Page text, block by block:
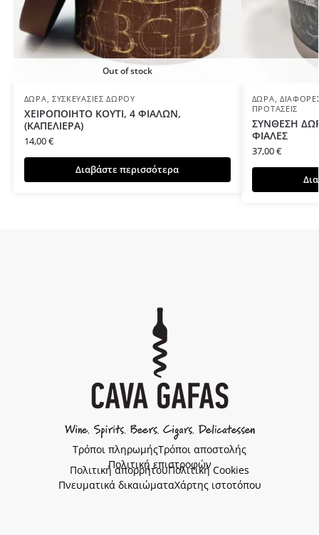
Out of stock
ΔΏΡΑ, ΣΥΣΚΕΥΑΣΊΕΣ ΔΏΡΟΥ
ΧΕΙΡΟΠΟΙΗΤΟ ΚΟΥΤΙ, 4 ΦΙΑΛΩΝ,
(ΚΑΠΕΛΙΕΡΑ)
14,00€
Διαβάστε περισσότερα
ΔΏΡΑ,
ΠΡΟΤΆΣΕΙΣ
ΣΥΝΘΕΣΗ
ΦΙΑΛΕΣ
37,00€
Τρόποι πληρωμήςΤρόποι αποστολής
Πολιτική επιστροφών
Πολιτική απορρήτουΠολιτική Cookies
Πνευματικά δικαιώματαΧάρτης ιστοτόπου